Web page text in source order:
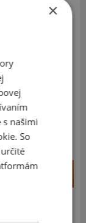
cestných a
štandard aj
najazdených
+
dní
×
s našimi
So